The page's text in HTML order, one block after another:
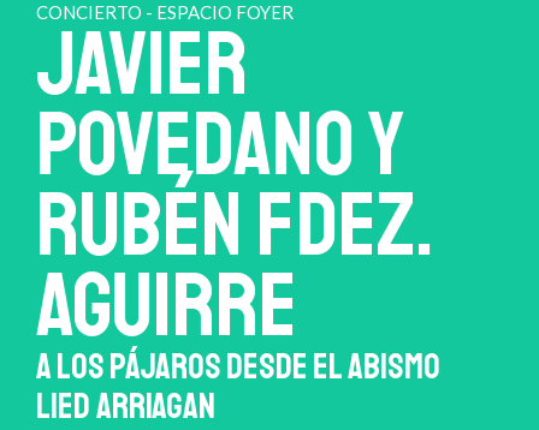
CONCIERTO - ESPACIO FOYER
JAVIER
POVEDANO Y
RUBÉN FDEZ.
AGUIRRE
A LOS PÁJAROS DESDE EL ABISMO
LIED ARRIAGAN